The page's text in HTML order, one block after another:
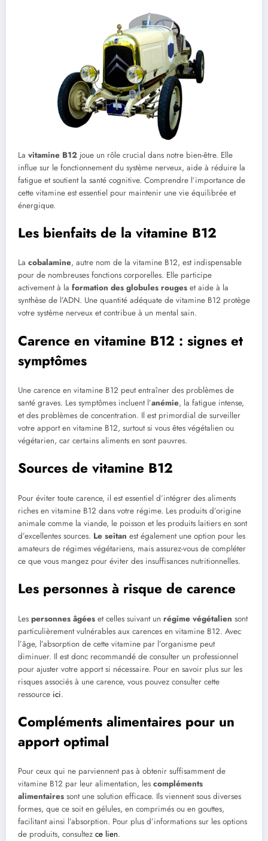
La vitamine B12 joue un rôle crucial dans notre bien-être. Elle
influe sur le fonctionnement du système nerveux, aide à réduire la
fatigue et soutient la santé cognitive. Comprendre l’importance de
cette vitamine est essentiel pour maintenir une vie équilibrée et
énergique.
Les bienfaits de la vitamine B12
La cobalamine, autre nom de la vitamine B12, est indispensable
pour de nombreuses fonctions corporelles. Elle participe
activement à la formation des globules rouges et aide à la
synthèse de l’ADN. Une quantité adéquate de vitamine B12 protège
votre système nerveux et contribue à un mental sain.
Carence en vitamine B12 : signes et
symptômes
Une carence en vitamine B12 peut entraîner des problèmes de
santé graves. Les symptômes incluent l’anémie, la fatigue intense,
et des problèmes de concentration. Il est primordial de surveiller
votre apport en vitamine B12, surtout si vous êtes végétalien ou
végétarien, car certains aliments en sont pauvres.
Sources de vitamine B12
Pour éviter toute carence, il est essentiel d’intégrer des aliments
riches en vitamine B12 dans votre régime. Les produits d’origine
animale comme la viande, le poisson et les produits laitiers en sont
d’excellentes sources. Le seitan est également une option pour les
amateurs de régimes végétariens, mais assurez-vous de compléter
ce que vous mangez pour éviter des insuffisances nutritionnelles.
Les personnes à risque de carence
Les personnes âgées et celles suivant un régime végétalien sont
particulièrement vulnérables aux carences en vitamine B12. Avec
l’âge, l’absorption de cette vitamine par l’organisme peut
diminuer. Il est donc recommandé de consulter un professionnel
pour ajuster votre apport si nécessaire. Pour en savoir plus sur les
risques associés à une carence, vous pouvez consulter cette
ressource ici.
Compléments alimentaires pour un
apport optimal
Pour ceux qui ne parviennent pas à obtenir suffisamment de
vitamine B12 par leur alimentation, les compléments
alimentaires sont une solution efficace. Ils viennent sous diverses
formes, que ce soit en gélules, en comprimés ou en gouttes,
facilitant ainsi l’absorption. Pour plus d’informations sur les options
de produits, consultez ce lien.